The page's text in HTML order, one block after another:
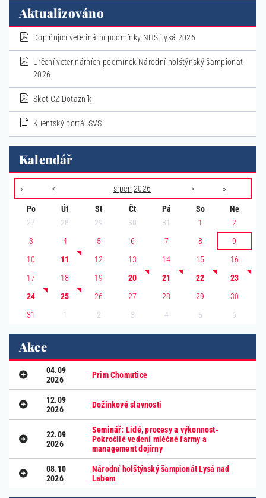
Aktualizováno
pdf
Doplňující veterinární podmínky NHŠ Lysá 2026
pdf
Určení veterinárních podmínek Národní holštýnský šampionát
2026
pdf
Skot CZ Dotazník
dokument
Klientský portál SVS
Kalendář
« < srpen 2026 > »
Po Út St Čt Pá So
Ne
27
28 29 30 31 1
2
3
4 5 6 7 8
9
10
11 12 13 14 15
16
17
18 19 20 21 22
23
24
25 26 27 28 29
30
31
1 2 3 4 5 6
Akce
04.09
2026
Prim Chomutice
12.09
2026
Dožínkové slavnosti
22.09
2026
Seminář: Lidé, procesy a výkonnost-
Pokročilé vedení mléčné farmy a
management dojírny
08.10
2026
Národní holštýnský šampionát Lysá nad
Labem